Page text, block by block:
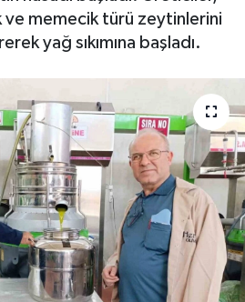
ve memecik türü zeytinlerini
yağ sıkımına başladı.